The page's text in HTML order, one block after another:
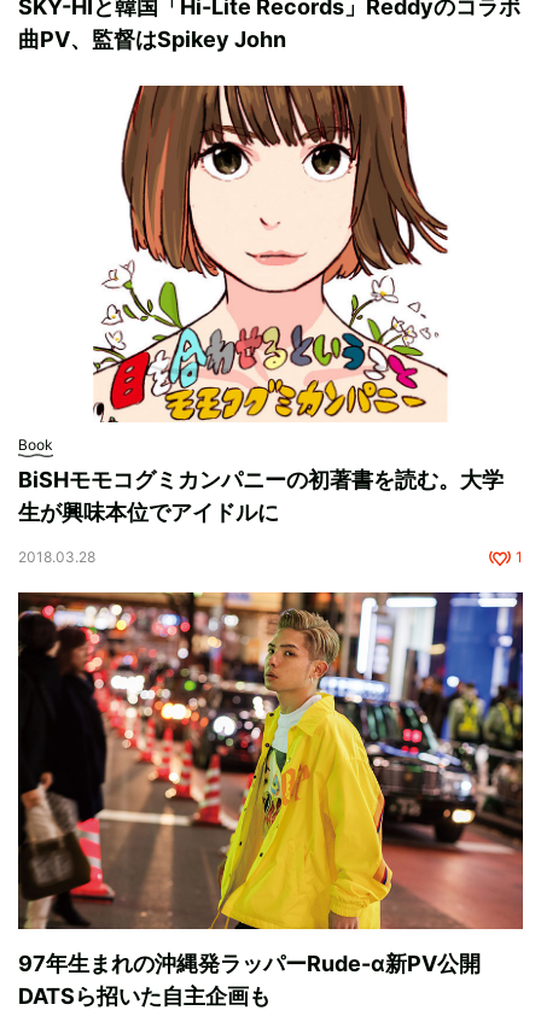
SKY-HIと韓国「Hi-Lite Records」Reddyのコラボ
曲PV、監督はSpikey John
Book
BiSHモモコグミカンパニーの初著書を読む。大学
生が興味本位でアイドルに
2018.03.28 1
97年生まれの沖縄発ラッパーRude-α新PV公開
DATSら招いた自主企画も